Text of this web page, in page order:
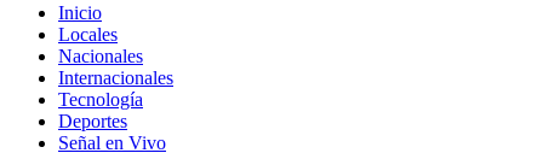
Inicio
Locales
Nacionales
Internacionales
Tecnología
Deportes
Señal en Vivo